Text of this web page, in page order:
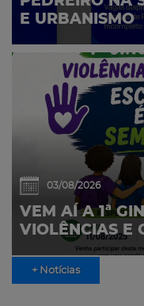
E URBANISMO
03/08/2026
VEM AÍ A 1ª
VIOLÊNCIAS E
+ Notícias